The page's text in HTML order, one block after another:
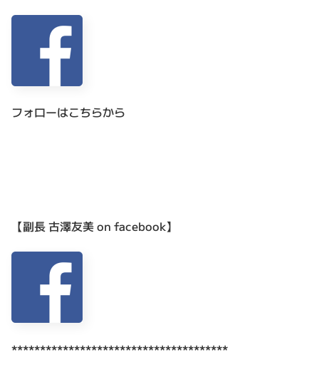
フォローはこちらから
【副長 古澤友美 on facebook】
**************************************